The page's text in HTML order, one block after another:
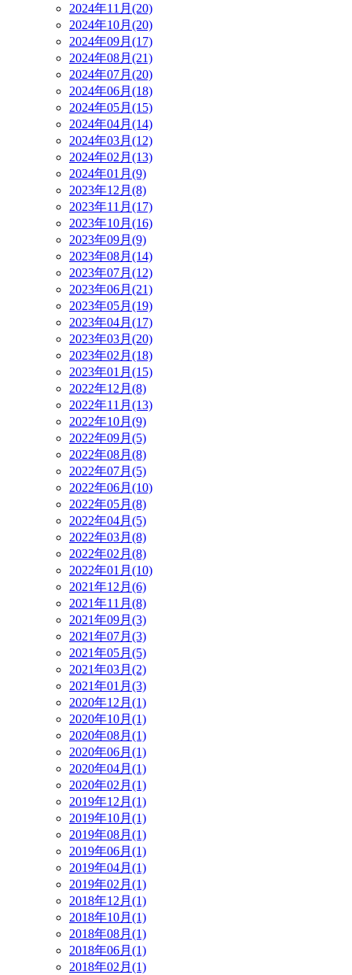
2024年11月(20)
2024年10月(20)
2024年09月(17)
2024年08月(21)
2024年07月(20)
2024年06月(18)
2024年05月(15)
2024年04月(14)
2024年03月(12)
2024年02月(13)
2024年01月(9)
2023年12月(8)
2023年11月(17)
2023年10月(16)
2023年09月(9)
2023年08月(14)
2023年07月(12)
2023年06月(21)
2023年05月(19)
2023年04月(17)
2023年03月(20)
2023年02月(18)
2023年01月(15)
2022年12月(8)
2022年11月(13)
2022年10月(9)
2022年09月(5)
2022年08月(8)
2022年07月(5)
2022年06月(10)
2022年05月(8)
2022年04月(5)
2022年03月(8)
2022年02月(8)
2022年01月(10)
2021年12月(6)
2021年11月(8)
2021年09月(3)
2021年07月(3)
2021年05月(5)
2021年03月(2)
2021年01月(3)
2020年12月(1)
2020年10月(1)
2020年08月(1)
2020年06月(1)
2020年04月(1)
2020年02月(1)
2019年12月(1)
2019年10月(1)
2019年08月(1)
2019年06月(1)
2019年04月(1)
2019年02月(1)
2018年12月(1)
2018年10月(1)
2018年08月(1)
2018年06月(1)
2018年02月(1)